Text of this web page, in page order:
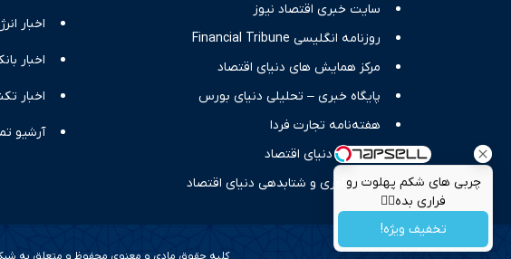
چربی های شکم پهلوت رو
فراری بده👌🏻
تخفیف ویژه!
سایت خبری اقتصاد نیوز
روزنامه انگلیسی Financial Tribune
مرکز همایش های دنیای اقتصاد
پایگاه خبری – تحلیلی دنیای بورس
هفته‌نامه تجارت فردا
انتشارات دنیای اقتصاد
مرکز نوآوری و شتابدهی دنیای اقتصاد
اخبار
اخبار
اخبار
آرشیو